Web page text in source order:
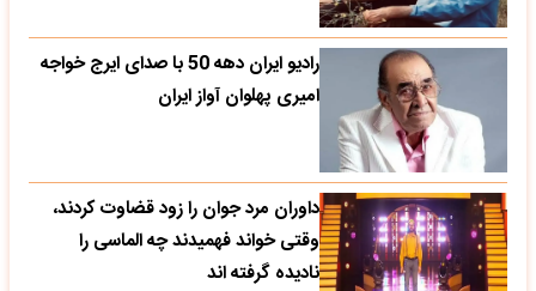
رادیو ایران دهه 50 با صدای ایرج خواجه
امیری پهلوان آواز ایران
داوران مرد جوان را زود قضاوت کردند،
وقتی خواند فهمیدند چه الماسی را
نادیده گرفته اند